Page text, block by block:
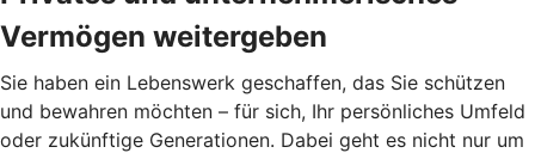
Vermögen weitergeben
Sie haben ein Lebenswerk geschaffen, das Sie schützen
und bewahren möchten – für sich, Ihr persönliches Umfeld
oder zukünftige Generationen. Dabei geht es nicht nur um